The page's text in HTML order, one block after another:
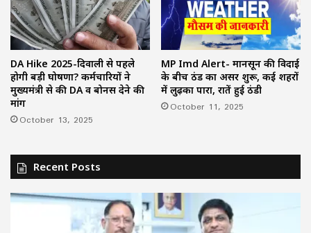
DA Hike 2025-दिवाली से पहले
होगी बड़ी घोषणा? कर्मचारियों ने
मुख्यमंत्री से की DA व बोनस देने की
मांग
October 13, 2025
MP Imd Alert- मानसून की विदाई
के बीच ठंड का असर शुरू, कई शहरों
में लुढ़का पारा, रातें हुई ठंडी
October 11, 2025
Recent Posts